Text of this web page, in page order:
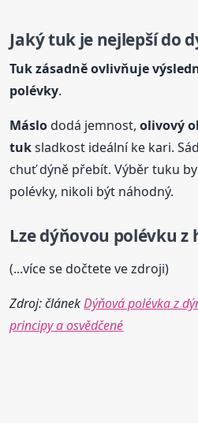
Jaký tuk je nejlepší do
Tuk zásadně ovlivňuje
polévky.
Máslododá jemnost,olivový
tuksladkost ideální ke kari.
chuť dýně přebít. Výběr tuku
polévky, nikoli být náhodný.
Lze dýňovou polévku z
(...více se dočtete ve zdroji)
Zdroj: článekDýňová polévka z
principy a osvědčené